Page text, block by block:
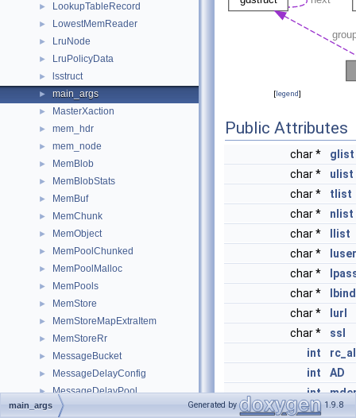
► LookupTableRecord
► LowestMemReader
► LruNode
► LruPolicyData
► lsstruct
► main_args
► MasterXaction
► mem_hdr
► mem_node
► MemBlob
► MemBlobStats
► MemBuf
► MemChunk
► MemObject
► MemPoolChunked
► MemPoolMalloc
► MemPools
► MemStore
► MemStoreMapExtraItem
► MemStoreRr
► MessageBucket
► MessageDelayConfig
► MessageDelayPool
► MessageDelayPools
[legend]
Public Attributes
char *
glist
char *
ulist
char *
tlist
char *
nlist
char *
llist
char *
luser
char *
char *
lbind
char *
lurl
char *
ssl
int
int
AD
int
int
main_args Generated by 1.9.8